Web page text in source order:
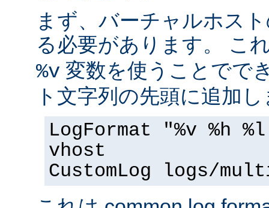
まず、バーチャルホス
る必要があります。 こ
%v 変数を使うことでで
ト文字列の先頭に追加
LogFormat "%v %h
vhost
CustomLog logs/